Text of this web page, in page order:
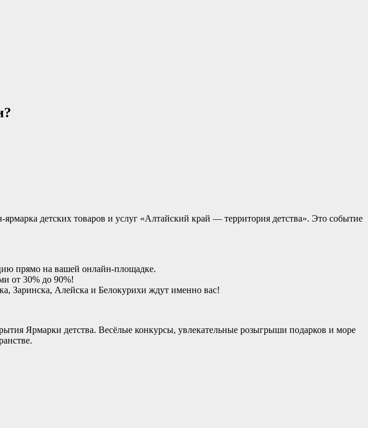
детских товаров и услуг «Алтайский край — территория детства». Это событие
прямо на вашей онлайн-площадке.
от 30% до 90%!
Заринска, Алейска и Белокурихи ждут именно вас!
Ярмарки детства. Весёлые конкурсы, увлекательные розыгрыши подарков и море